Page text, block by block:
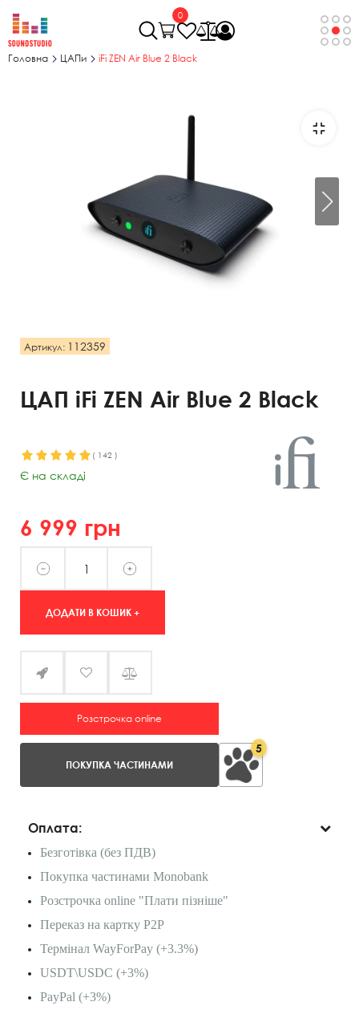
0
Головна ЦАПи iFi ZEN Air Blue 2 Black
Артикул: 112359
ЦАП iFi ZEN Air Blue 2 Black
( 142 )
Є на складі
6 999 грн
ДОДАТИ В КОШИК +
Розстрочка online
ПОКУПКА ЧАСТИНАМИ
5
Оплата:
Безготівка (без ПДВ)
Покупка частинами Monobank
Розстрочка online "Плати пізніше"
Переказ на картку P2P
Термінал WayForPay (+3.3%)
USDT\USDC (+3%)
PayPal (+3%)